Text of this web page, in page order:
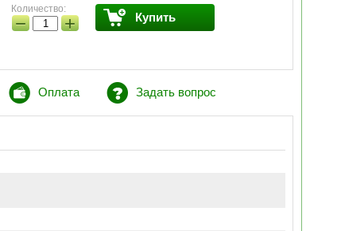
Количество:
− + Купить
Оплата Задать вопрос